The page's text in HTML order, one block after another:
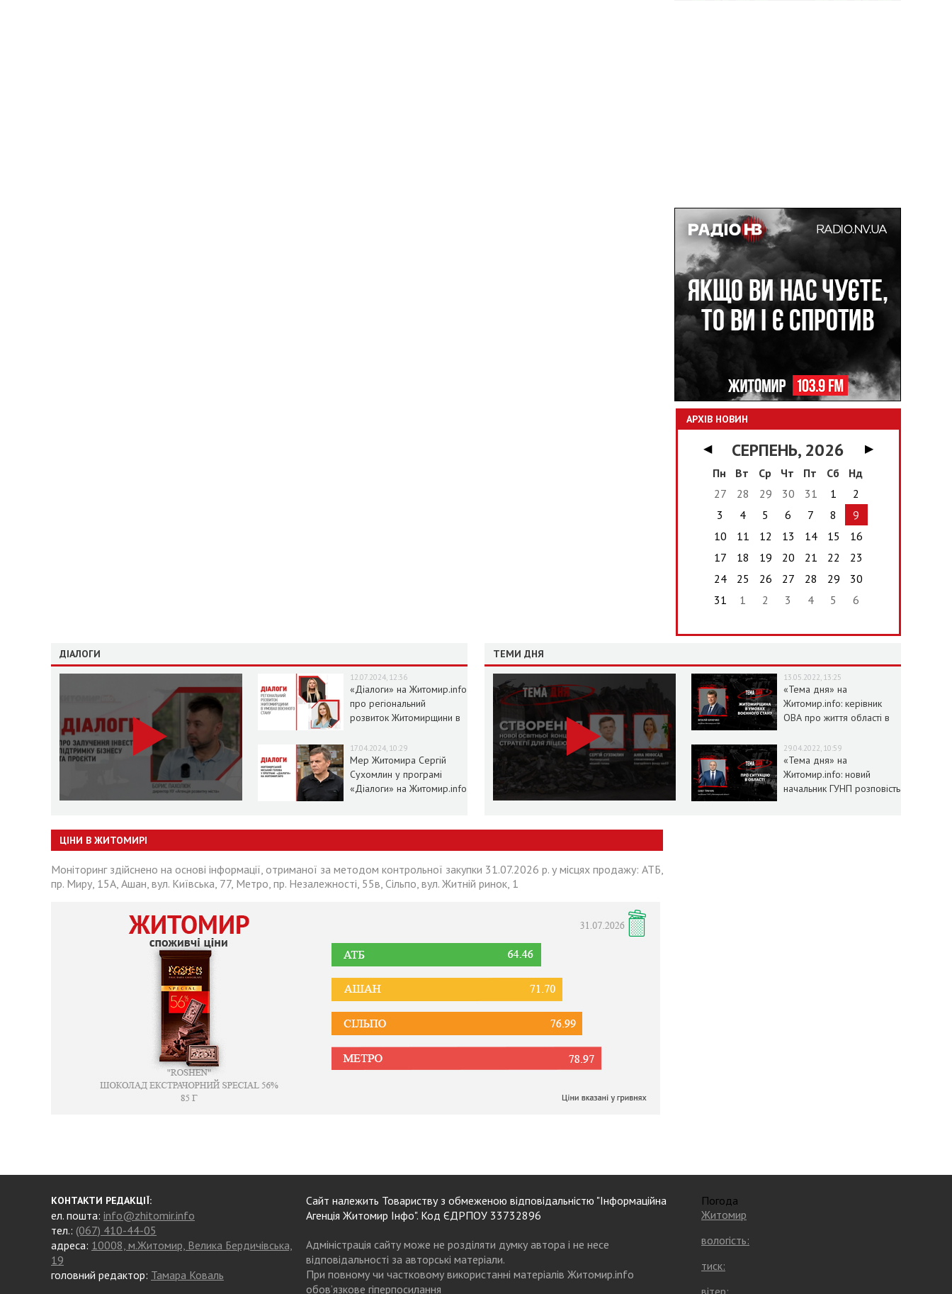
АРХІВ НОВИН
◀ СЕРПЕНЬ, 2026
▶
Пн
Вт Ср Чт Пт Сб
Нд
27
28 29 30 31 1
2
3
4 5 6 7 8
9
10
11 12 13 14 15
16
17
18 19 20 21 22
23
24
25 26 27 28 29
30
31
1 2 3 4 5 6
ДІАЛОГИ
12.07.2024, 12:36
«Діалоги» на Житомир.info
про регіональний
розвиток Житомирщини в
17.04.2024, 10:29
Мер Житомира Сергій
Сухомлин у програмі
«Діалоги» на Житомир.info
ТЕМИ ДНЯ
13.05.2022, 13:25
«Тема дня» на
Житомир.info: керівник
ОВА про життя області в
29.04.2022, 10:59
«Тема дня» на
Житомир.info: новий
начальник ГУНП розповість
ЦІНИ В ЖИТОМИРІ
Моніторинг здійснено на основі інформації, отриманої за методом контрольної закупки 31.07.2026 р. у місцях продажу: АТБ,
пр. Миру, 15А, Ашан, вул. Київська, 77, Метро, пр. Незалежності, 55в, Сільпо, вул. Житній ринок, 1
КОНТАКТИ РЕДАКЦІЇ:
ел. пошта: info@zhitomir.info
тел.: (067) 410-44-05
адреса: 10008, м.Житомир, Велика Бердичівська,
19
головний редактор: Тамара Коваль
Сайт належить Товариству з обмеженою відповідальністю "Інформаційна
Агенція Житомир Інфо". Код ЄДРПОУ 33732896
Адміністрація сайту може не розділяти думку автора і не несе
відповідальності за авторські матеріали.
При повному чи частковому використанні матеріалів Житомир.info
обов’язкове гіперпосилання
Погода
Житомир
вологість:
тиск:
вітер: